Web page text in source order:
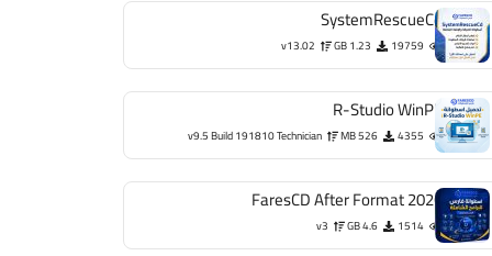
SystemRescueCd
19759
1.23 GB
v13.02
R-Studio WinPE
4355
526 MB
v9.5 Build 191810 Technician
FaresCD After Format 2026
1514
4.6 GB
v3